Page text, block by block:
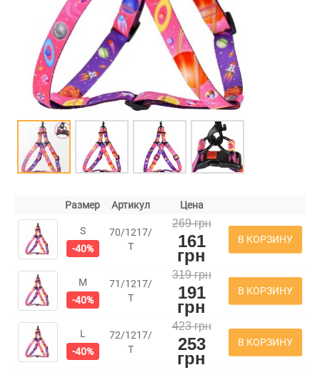
Размер Артикул Цена
S
-40%
70/1217/
Т
269 грн
161
грн
В КОРЗИНУ
M
-40%
71/1217/
Т
319 грн
191
грн
В КОРЗИНУ
L
-40%
72/1217/
Т
423 грн
253
грн
В КОРЗИНУ